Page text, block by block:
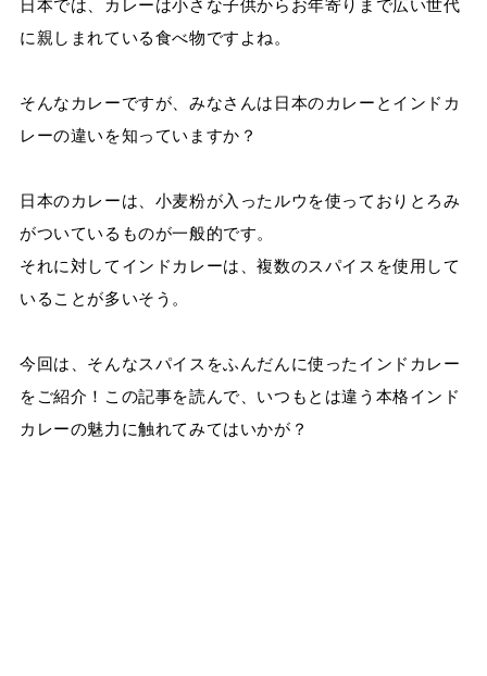
日本では、カレーは小さな子供からお年寄りまで広い世代
に親しまれている食べ物ですよね。
そんなカレーですが、みなさんは日本のカレーとインドカ
レーの違いを知っていますか？
日本のカレーは、小麦粉が入ったルウを使っておりとろみ
がついているものが一般的です。
それに対してインドカレーは、複数のスパイスを使用して
いることが多いそう。
今回は、そんなスパイスをふんだんに使ったインドカレー
をご紹介！この記事を読んで、いつもとは違う本格インド
カレーの魅力に触れてみてはいかが？